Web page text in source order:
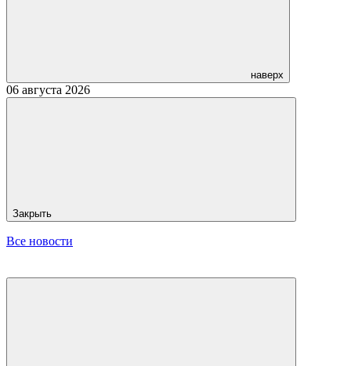
наверх
06 августа 2026
Закрыть
Все новости